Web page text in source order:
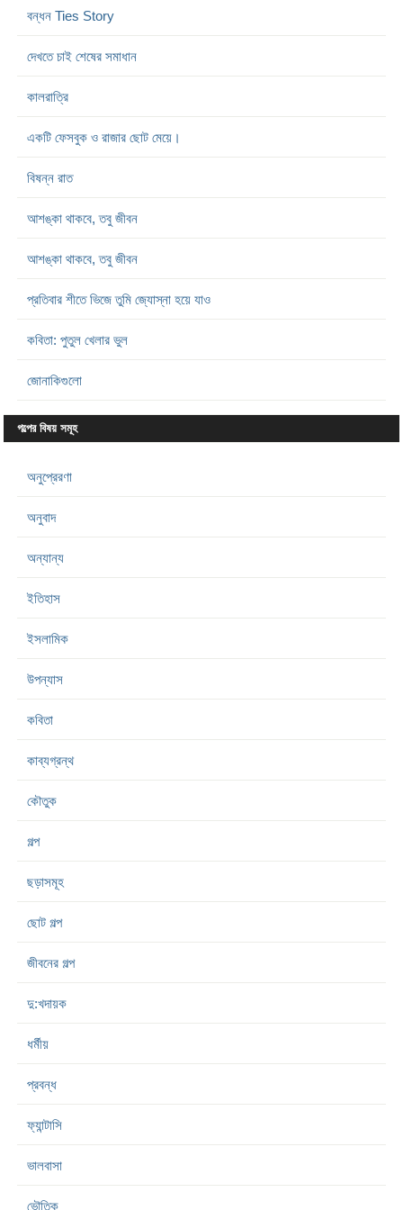
বন্ধন Ties Story
দেখতে চাই শেষের সমাধান
কালরাত্রি
একটি ফেসবুক ও রাজার ছোট মেয়ে।
বিষন্ন রাত
আশঙ্কা থাকবে, তবু জীবন
আশঙ্কা থাকবে, তবু জীবন
প্রতিবার শীতে ভিজে তুমি জ্যোস্না হয়ে যাও
কবিতা: পুতুল খেলার ভুল
জোনাকিগুলো
গল্পের বিষয় সমূহ
অনুপ্রেরণা
অনুবাদ
অন্যান্য
ইতিহাস
ইসলামিক
উপন্যাস
কবিতা
কাব্যগ্রন্থ
কৌতুক
গল্প
ছড়াসমূহ
ছোট গল্প
জীবনের গল্প
দু:খদায়ক
ধর্মীয়
প্রবন্ধ
ফ্যান্টাসি
ভালবাসা
ভৌতিক